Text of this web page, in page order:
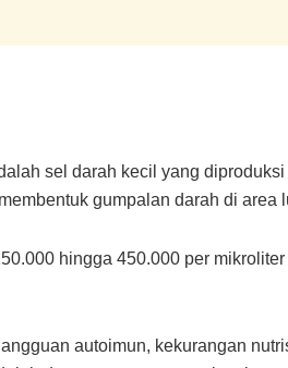
sel darah kecil yang
gumpalan darah di area
hingga 450.000 per
autoimun, kekurangan